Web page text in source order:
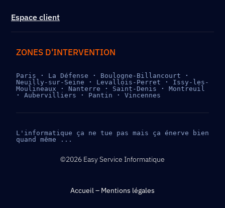
Espace client
ZONES D'INTERVENTION
Paris · La Défense · Boulogne-Billancourt
Neuilly-sur-Seine
· Levallois-Perret · Issy-les-
Moulineaux
· Nanterre · Saint-Denis ·
· Aubervilliers · Pantin · Vincennes
L'informatique ça ne tue pas mais ça énerve bien
quand même ...
©2026 Easy Service Informatique
Accueil– Mentions légales